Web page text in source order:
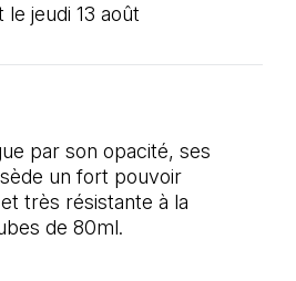
jeudi 13 août
par son opacité, ses
un fort pouvoir
très résistante à la
de 80ml.